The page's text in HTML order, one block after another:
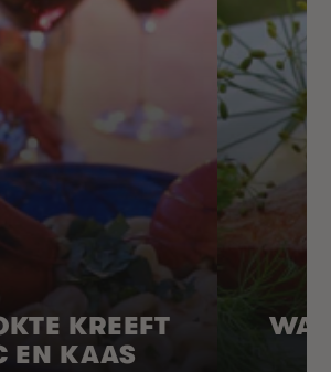
KREEFT
EN KAAS